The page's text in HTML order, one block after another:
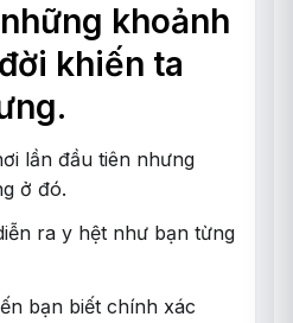
khoảnh
khiến ta
lần đầu tiên nhưng
ở đó.
ra y hệt như bạn từng
bạn biết chính xác